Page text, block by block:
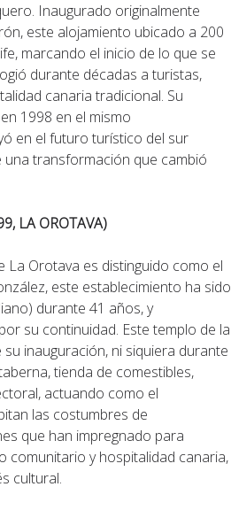
Inaugurado originalmente
este alojamiento ubicado a 200
marcando el inicio de lo que se
durante décadas a turistas,
canaria tradicional. Su
1998 en el mismo
en el futuro turístico del sur
transformación que cambió
LA OROTAVA)
La Orotava es distinguido como el
este establecimiento ha sido
durante 41 años, y
su continuidad. Este templo de la
inauguración, ni siquiera durante
tienda de comestibles,
actuando como el
las costumbres de
que han impregnado para
comunitario y hospitalidad canaria,
cultural.